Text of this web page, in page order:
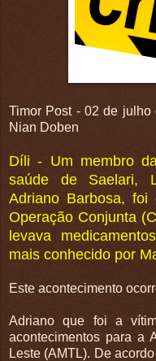
Timor Post - 02 de julho
Nian Doben
Díli - Um membro
saúde de Saelari,
Adriano Barbosa, foi
Operação Conjunta
levava
mais conhecido por
Este acontecimento
Adriano que foi a
acontecimentos para a
Leste (AMTL). De